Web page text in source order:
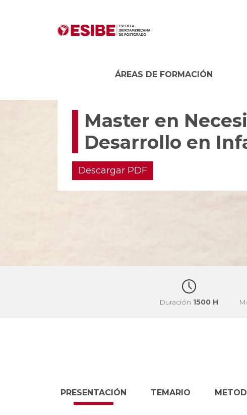
ÁREAS DE FORMACIÓN
Master en
Desarrollo en
Descargar PDF
Duración 1500 H
PRESENTACIÓN TEMARIO